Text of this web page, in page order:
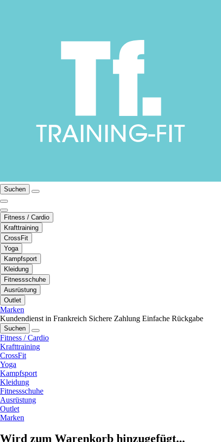
Suchen
Fitness / Cardio
Krafttraining
CrossFit
Yoga
Kampfsport
Kleidung
Fitnessschuhe
Ausrüstung
Outlet
Marken
Kundendienst in Frankreich Sichere Zahlung Einfache Rückgabe
Suchen
Fitness / Cardio
Krafttraining
CrossFit
Yoga
Kampfsport
Kleidung
Fitnessschuhe
Ausrüstung
Outlet
Marken
Wird zum Warenkorb hinzugefügt...